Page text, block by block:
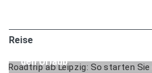
Reise
REISE 2. MAI 2025
den Urlaub